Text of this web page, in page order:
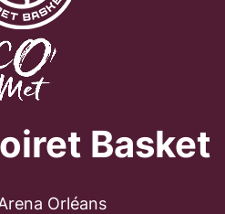
Basket
Orléans